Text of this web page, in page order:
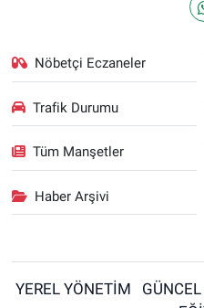
Nöbetçi Eczaneler
Trafik Durumu
Tüm Manşetler
Haber Arşivi
YEREL YÖNETİM GÜNCEL